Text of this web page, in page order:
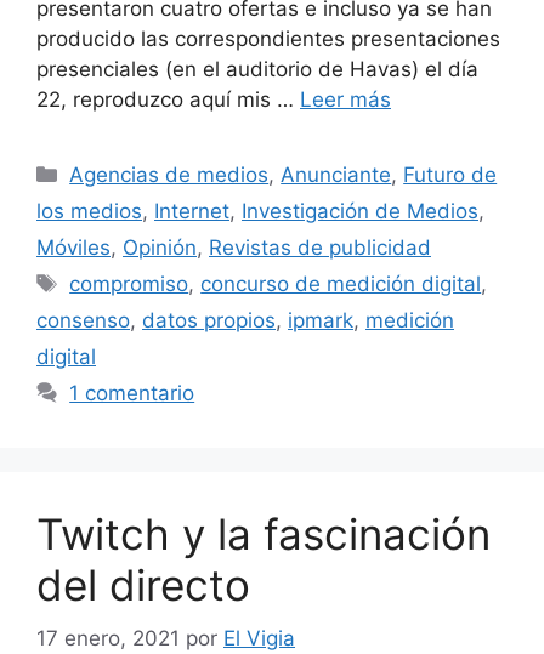
presentaron cuatro ofertas e incluso ya se han
producido las correspondientes presentaciones
presenciales (en el auditorio de Havas) el día
22, reproduzco aquí mis … Leer más
Categorías
Agencias de medios, Anunciante, Futuro de
los medios, Internet, Investigación de Medios,
Móviles, Opinión, Revistas de publicidad
Etiquetas
compromiso, concurso de medición digital,
consenso, datos propios, ipmark, medición
digital
1 comentario
Twitch y la fascinación
del directo
17 enero, 2021 por El Vigia